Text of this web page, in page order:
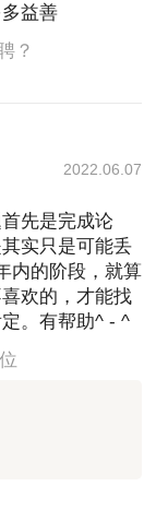
益善
？
2022.06.07
先是完成论
实只是可能丢
内的阶段，就算
欢的，才能找
。有帮助^ - ^